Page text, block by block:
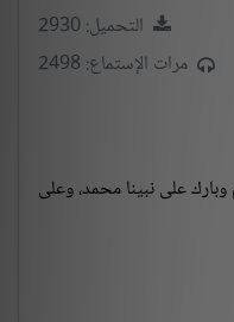
التحميل: 2930
مرات الإستماع: 2498
على نبينا محمد، وعلى